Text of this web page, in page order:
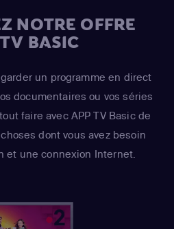
NOTRE OFFRE
BASIC
un programme en direct
documentaires ou vos séries
faire avec APP TV Basic de
dont vous avez besoin
et une connexion Internet.